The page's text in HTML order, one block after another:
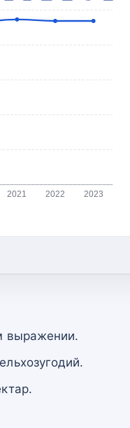
2021 2022 2023
выражении.